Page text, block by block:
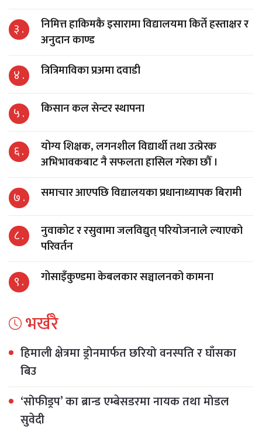
३ .
निमित्त हाकिमकै इसारामा विद्यालयमा किर्ते हस्ताक्षर र
अनुदान काण्ड
४ . त्रित्रिमाविका प्रअमा दवाडी
५ . किसान कल सेन्टर स्थापना
६ .
योग्य शिक्षक, लगनशील विद्यार्थी तथा उत्प्रेरक
अभिभावकबाट नै सफलता हासिल गरेका छौँ ।
७ . समाचार आएपछि विद्यालयका प्रधानाध्यापक बिरामी
८ .
नुवाकोट र रसुवामा जलविद्युत् परियोजनाले ल्याएको
परिवर्तन
९ . गोसाइँकुण्डमा केबलकार सञ्चालनको कामना
भर्खरै
हिमाली क्षेत्रमा ड्रोनमार्फत छरियो वनस्पति र घाँसका
बिउ
‘सोफीड्रप’ का ब्रान्ड एम्बेसडरमा नायक तथा मोडल
सुवेदी